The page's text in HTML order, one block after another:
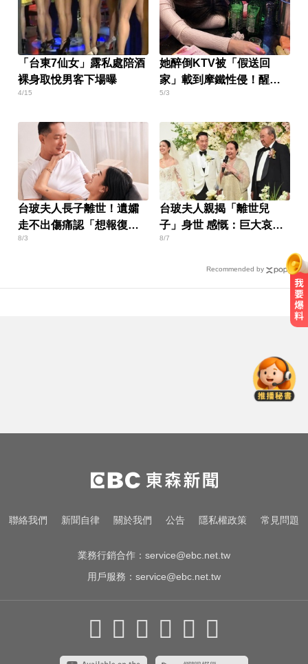
「台東7仙女」露私處陪酒
裸身取悅男客下場曝
4/15
她醉倒KTV被「假送回
家」載到摩鐵性侵！醒來
婚姻全毀
5/3
台玻夫人長子離世！遺孀
走不出傷痛認「想報復」
心聲曝
8/3
台玻夫人親揭「離世兒
子」身世 感慨：巨大哀傷
足不出戶
8/7
Recommended by
透明、標準一致
才連莊金鐘紅毯主持！夏和熙突曝
「像被卡車撞」備賽狂操滿手繭
八點檔女神美照遭放大腳趾！被酸
聯絡我們 新聞自律 關於我們 公告 隱私權政策 常見問題
業務行銷合作： service@ebc.net.tw
用戶服務： service@ebc.net.tw